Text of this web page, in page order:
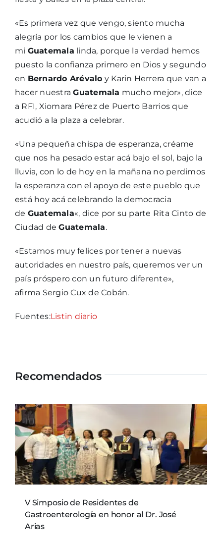
«Es primera vez que vengo, siento mucha
alegría por los cambios que le vienen a
mi Guatemala linda, porque la verdad hemos
puesto la confianza primero en Dios y segundo
en Bernardo Arévalo y Karin Herrera que van a
hacer nuestraGuatemala mucho mejor», dice
a RFI, Xiomara Pérez de Puerto Barrios que
acudió a la plaza a celebrar.
«Una pequeña chispa de esperanza, créame
que nos ha pesado estar acá bajo el sol, bajo la
lluvia, con lo de hoy en la mañana no perdimos
la esperanza con el apoyo de este pueblo que
está hoy acá celebrando la democracia
de Guatemala«, dice por su parte Rita Cinto de
Ciudad deGuatemala.
«Estamos muy felices por tener a nuevas
autoridades en nuestro país, queremos ver un
país próspero con un futuro diferente»,
afirma Sergio Cux de Cobán.
Fuentes:Listin diario
Recomendados
V Simposio de Residentes de
Gastroenterología en honor al Dr. José
Arias